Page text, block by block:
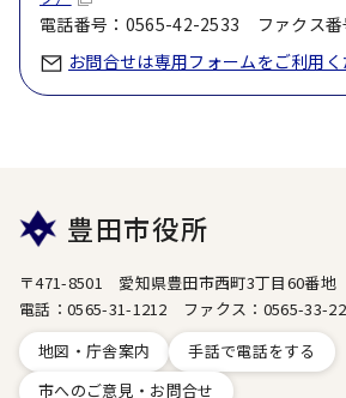
電話番号：0565-42-2533 ファクス
お問合せは専用フォームをご利用く
豊田市役所
〒471-8501 愛知県豊田市西町3丁目60番地
電話：0565-31-1212 ファクス：0565-33-
地図・庁舎案内
手話で電話をする
市へのご意見・お問合せ